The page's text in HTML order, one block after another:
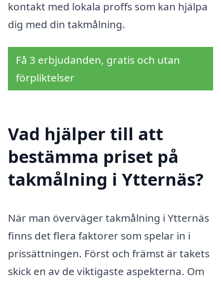
kontakt med lokala proffs som kan hjälpa
dig med din takmålning.
Få 3 erbjudanden, gratis och utan
förpliktelser
Vad hjälper till att
bestämma priset på
takmålning i Ytternäs?
När man överväger takmålning i Ytternäs
finns det flera faktorer som spelar in i
prissättningen. Först och främst är takets
skick en av de viktigaste aspekterna. Om